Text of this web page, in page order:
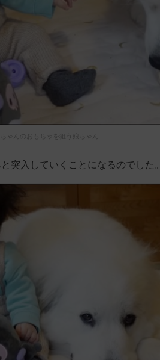
ちゃんのおもちゃを狙う娘ちゃん
突入していくことになるのでした。